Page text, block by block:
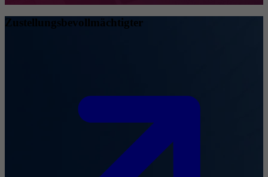
Zustellungsbevollmächtigter